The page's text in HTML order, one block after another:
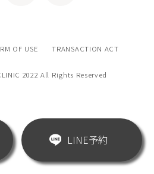
OF USE TRANSACTION ACT
2022 All Rights Reserved
LINE予約